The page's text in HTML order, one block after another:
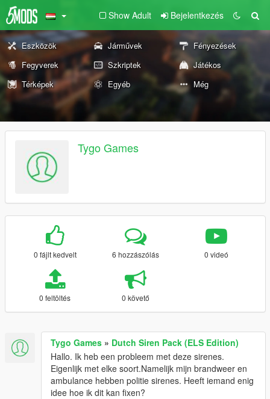
Show Adult Bejelentkezés
Eszközök Járművek
Fényezések
Fegyverek
Szkriptek
Játékos
Térképek
Egyéb Még
Tygo Games
0 fájlt kedvelt 6 hozzászólás 0 videó
0 feltöltés 0 követő
Tygo Games » Dutch Siren Pack (ELS Edition)
Hallo. Ik heb een probleem met deze sirenes.
Eigenlijk met elke soort.Namelijk mijn brandweer en
ambulance hebben politie sirenes. Heeft iemand enig
idee hoe ik dit kan fixen?